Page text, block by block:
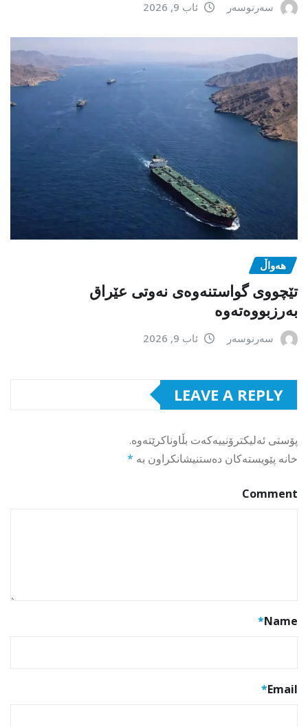
سەرنوسەر ئاب 9, 2026
هەواڵ
تێچووی گواستنەوەی نەوتی عێراق
بەرزبووەتەوە
سەرنوسەر ئاب 9, 2026
LEAVE A REPLY
پۆستی ئەلیکترۆنییەکەت بڵاوناکرێتەوە.
خانە پێویستەکان دەستنیشانکراون بە *
Comment
Name
*
Email
*